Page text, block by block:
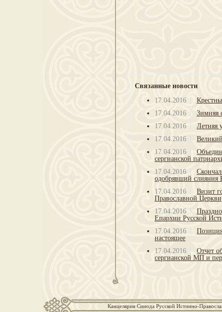
Связанные новости
17.04.2016
17.04.2016
Зимняя
17.04.2016
Летняя
17.04.2016
17.04.2016
сергианской
17.04.2016
одобрявший
17.04.2016
Визит
Православной Церкви
17.04.2016
Епархии Русской
17.04.2016
настоящее
17.04.2016
Отчет
сергианской МП и
Канцелярия Синода Русской Истинно-